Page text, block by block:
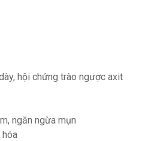
hội chứng trào ngược axit
ngăn ngừa mụn
hóa